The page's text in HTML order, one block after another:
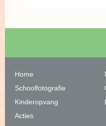
Home
Schoolfotografie
Kinderopvang
Acties